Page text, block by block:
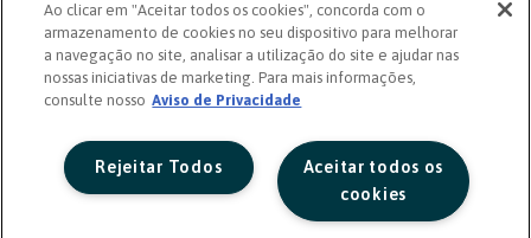
Ouvidoria
0800 725 0996
(de segunda a sexta, das 8h às 20h)
ouvidoriasicoob.com.br
Deficientes auditivos ou de fala
Ao clicar em "Aceitar todos os cookies", concorda com o
armazenamento de cookies no seu dispositivo para melhorar
a navegação no site, analisar a utilização do site e ajudar nas
nossas iniciativas de marketing. Para mais informações,
consulte nosso Aviso de Privacidade
Aceitar todos os
cookies
Rejeitar Todos